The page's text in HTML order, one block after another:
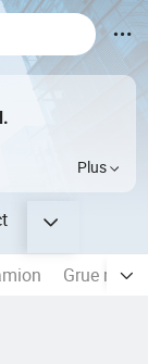
Plus
Grue